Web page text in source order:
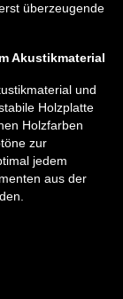
überzeugende
Akustikmaterial
und
Holzplatte
Holzfarben
zur
jedem
aus der
werden.